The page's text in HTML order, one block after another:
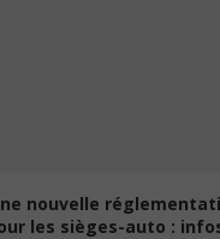
nouvelle
les sièges-auto :